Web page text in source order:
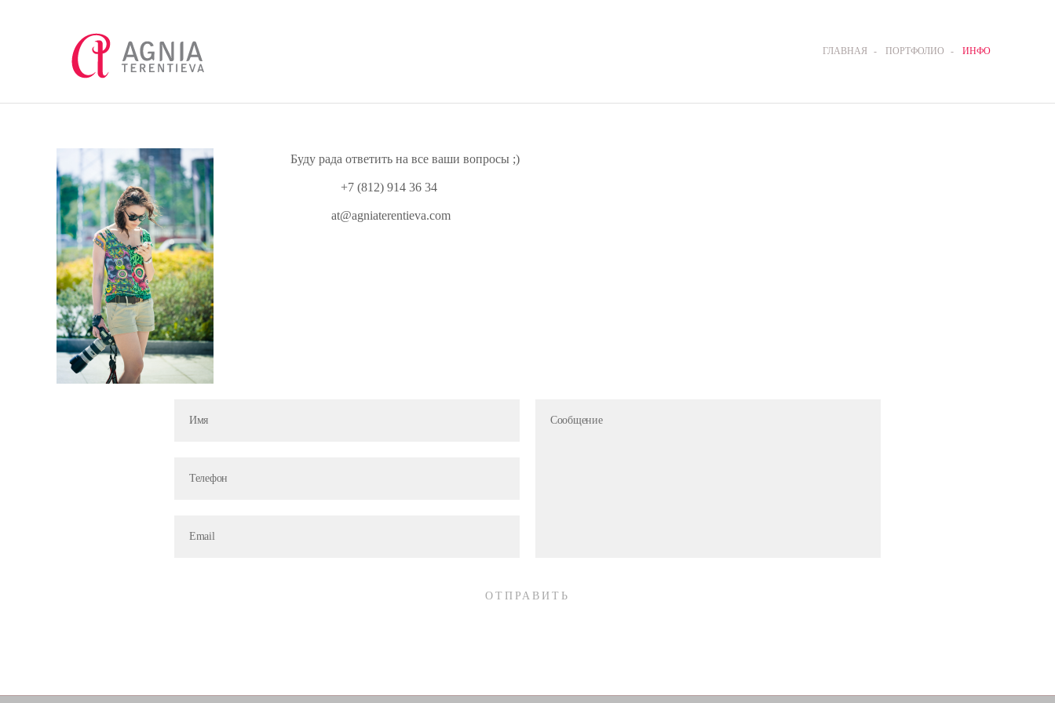
ГЛАВНАЯ - ПОРТФОЛИО - ИНФО
Буду рада ответить на все ваши вопросы ;)
+7 (812) 914 36 34
at@agniaterentieva.com